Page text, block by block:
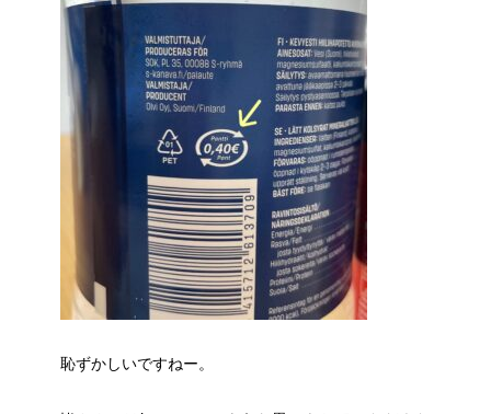
恥ずかしいですねー。